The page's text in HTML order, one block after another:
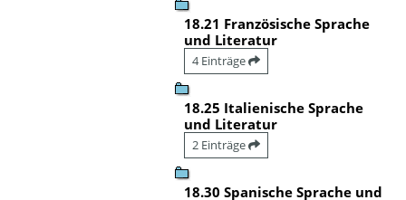
18.21 Französische Sprache
und Literatur
4 Einträge
18.25 Italienische Sprache
und Literatur
2 Einträge
18.30 Spanische Sprache und